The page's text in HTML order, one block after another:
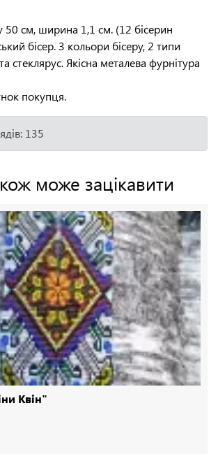
см, ширина 1,1 см. (12 бісерин
бісер. 3 кольори бісеру, 2 типи
стеклярус. Якісна металева фурнітура
покупця.
135
може зацікавити
Квін"